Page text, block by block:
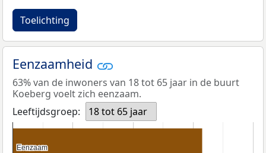
Toelichting
Eenzaamheid
63% van de inwoners van 18 tot 65 jaar in de buurt
Koeberg voelt zich eenzaam.
Leeftijdsgroep:
18 tot 65 jaar
Eenzaam
Eenzaam